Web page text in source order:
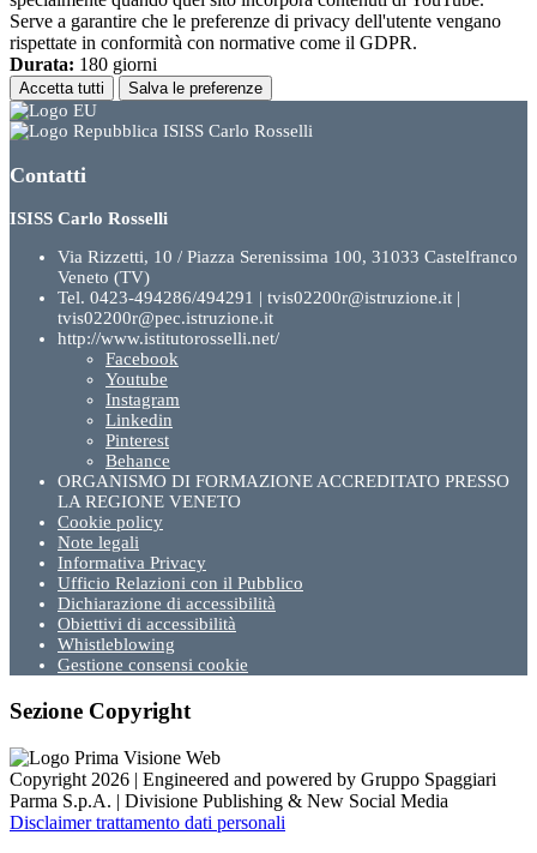
Serve a garantire che le preferenze di privacy dell'utente vengano
rispettate in conformità con normative come il GDPR.
Durata: 180 giorni
Accetta tutti Salva le preferenze
ISISS Carlo Rosselli
Contatti
ISISS Carlo Rosselli
Via Rizzetti, 10 / Piazza Serenissima 100, 31033 Castelfranco
Veneto (TV)
Tel. 0423-494286/494291 | tvis02200r@istruzione.it |
tvis02200r@pec.istruzione.it
http://www.istitutorosselli.net/
Facebook
Youtube
Instagram
Linkedin
Pinterest
Behance
ORGANISMO DI FORMAZIONE ACCREDITATO PRESSO
LA REGIONE VENETO
Cookie policy
Note legali
Informativa Privacy
Ufficio Relazioni con il Pubblico
Dichiarazione di accessibilità
Obiettivi di accessibilità
Whistleblowing
Gestione consensi cookie
Sezione Copyright
Copyright 2026 | Engineered and powered by Gruppo Spaggiari
Parma S.p.A. | Divisione Publishing & New Social Media
Disclaimer trattamento dati personali